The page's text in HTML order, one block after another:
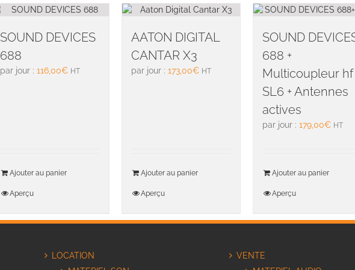
SOUND DEVICES
688
par jour : 116,00€ HT
Ajouter au panier
Aperçu
AATON DIGITAL
CANTAR X3
par jour : 173,00€ HT
Ajouter au panier
Aperçu
SOUND
688 +
Multicoupleur hf
SL6 + Antennes
actives
par jour : 179,00€ HT
Ajouter au panier
Aperçu
LOCATION
VENTE